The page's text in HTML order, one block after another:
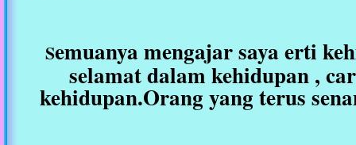
Semuanya mengajar saya erti
selamat dalam kehidupan ,
kehidupan.Orang yang terus